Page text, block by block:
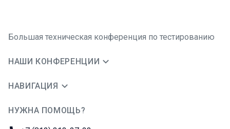
Большая техническая конференция по тестированию
НАШИ КОНФЕРЕНЦИИ
НАВИГАЦИЯ
НУЖНА ПОМОЩЬ?